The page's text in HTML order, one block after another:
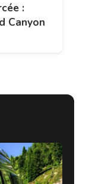
:
Canyon